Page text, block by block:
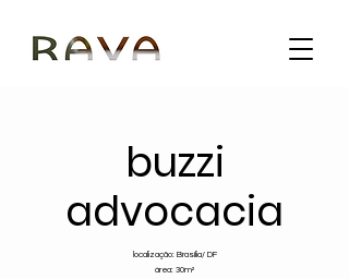
buzzi
advocacia
localização: Brasília/ DF
área: 30m²